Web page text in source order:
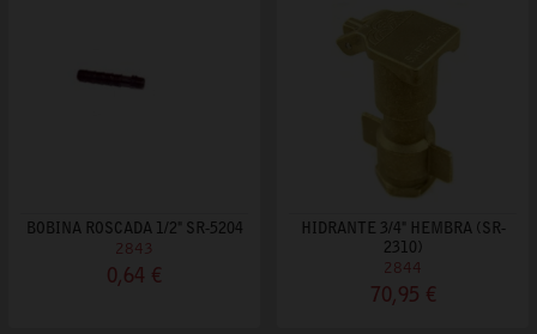
BOBINA ROSCADA 1/2" SR-5204
2843
0,64 €
HIDRANTE 3/4" HEMBRA (SR-
2310)
2844
70,95 €